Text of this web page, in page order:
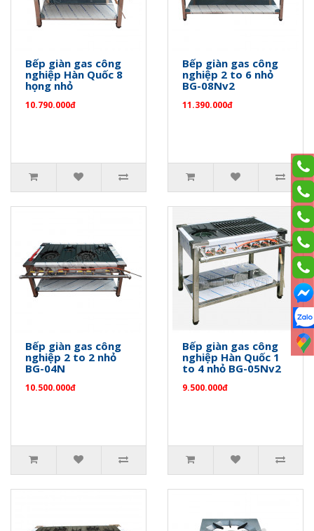
Bếp giàn gas công
nghiệp Hàn Quốc 8
họng nhỏ
10.790.000đ
Bếp giàn gas công
nghiệp 2 to 6 nhỏ
BG-08Nv2
11.390.000đ
Bếp giàn gas công
nghiệp 2 to 2 nhỏ
BG-04N
10.500.000đ
Bếp giàn gas công
nghiệp Hàn Quốc 1
to 4 nhỏ BG-05Nv2
9.500.000đ